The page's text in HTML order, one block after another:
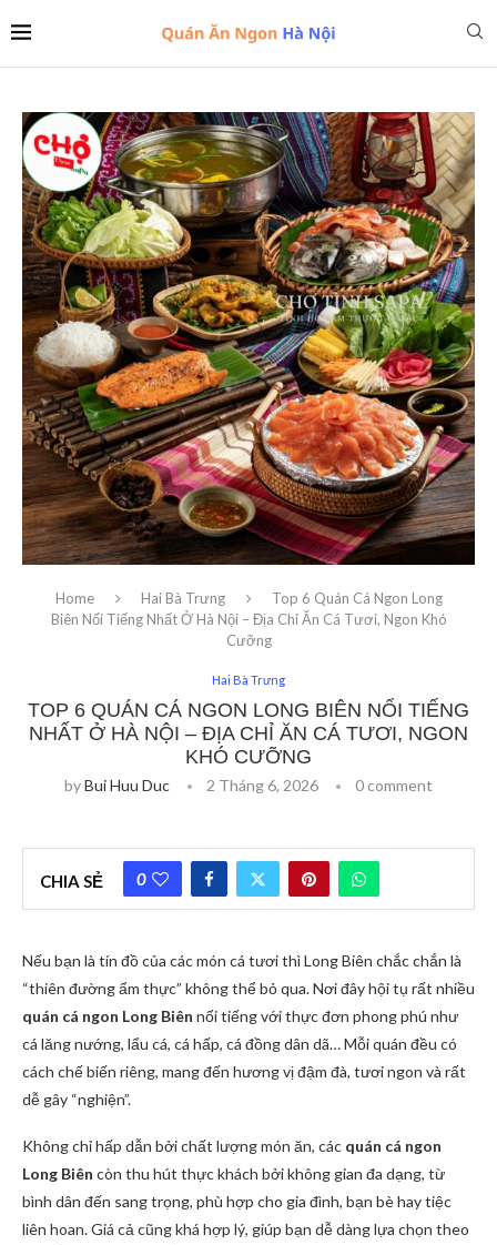
Home Hai Bà Trưng
Top 6 Quán Cá Ngon Long
Biên Nổi Tiếng Nhất Ở Hà Nội – Địa Chỉ Ăn Cá Tươi, Ngon Khó
Cưỡng
Hai Bà Trưng
TOP 6 QUÁN CÁ NGON LONG BIÊN NỔI TIẾNG
NHẤT Ở HÀ NỘI – ĐỊA CHỈ ĂN CÁ TƯƠI, NGON
KHÓ CƯỠNG
byBui Huu Duc 2 Tháng 6, 2026 0 comment
CHIA SẺ 0
Nếu bạn là tín đồ của các món cá tươi thì Long Biên chắc chắn là
“thiên đường ẩm thực” không thể bỏ qua. Nơi đây hội tụ rất nhiều
quán cá ngon Long Biên nổi tiếng với thực đơn phong phú như
cá lăng nướng, lẩu cá, cá hấp, cá đồng dân dã… Mỗi quán đều có
cách chế biến riêng, mang đến hương vị đậm đà, tươi ngon và rất
dễ gây “nghiện”.
Không chỉ hấp dẫn bởi chất lượng món ăn, các quán cá ngon
Long Biên còn thu hút thực khách bởi không gian đa dạng, từ
bình dân đến sang trọng, phù hợp cho gia đình, bạn bè hay tiệc
liên hoan. Giá cả cũng khá hợp lý, giúp bạn dễ dàng lựa chọn theo